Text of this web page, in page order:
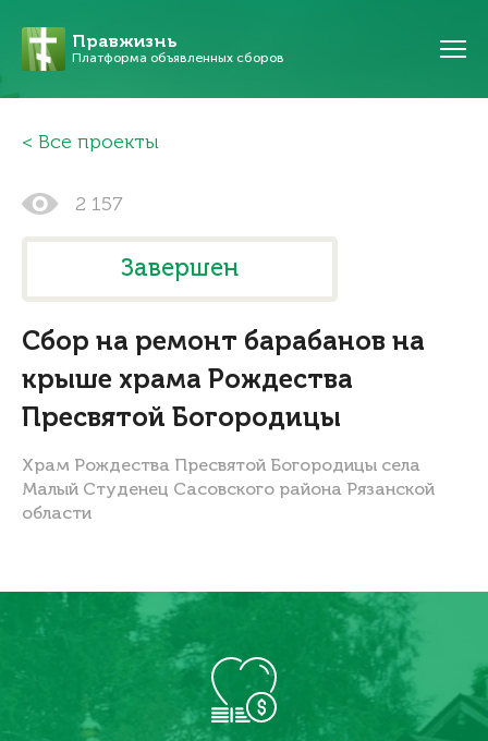
Правжизнь
Платформа объявленных сборов
Все проекты
2 157
Завершен
Сбор на ремонт барабанов на
крыше храма Рождества
Пресвятой Богородицы
Храм Рождества Пресвятой Богородицы села
Малый Студенец Сасовского района Рязанской
области